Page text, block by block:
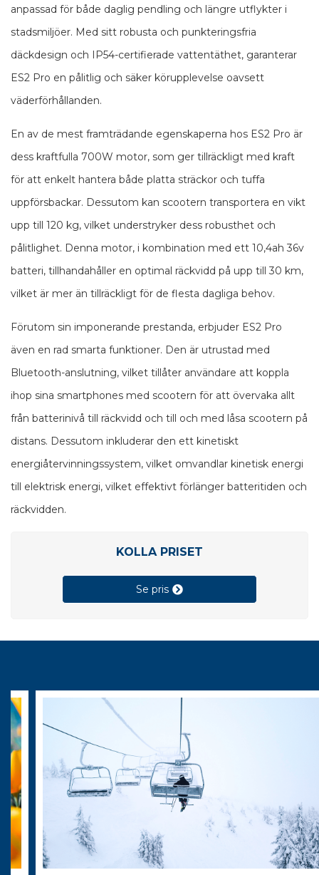
anpassad för både daglig pendling och längre utflykter i
stadsmiljöer. Med sitt robusta och punkteringsfria
däckdesign och IP54-certifierade vattentäthet, garanterar
ES2 Pro en pålitlig och säker körupplevelse oavsett
väderförhållanden.
En av de mest framträdande egenskaperna hos ES2 Pro är
dess kraftfulla 700W motor, som ger tillräckligt med kraft
för att enkelt hantera både platta sträckor och tuffa
uppförsbackar. Dessutom kan scootern transportera en vikt
upp till 120 kg, vilket understryker dess robusthet och
pålitlighet. Denna motor, i kombination med ett 10,4ah 36v
batteri, tillhandahåller en optimal räckvidd på upp till 30 km,
vilket är mer än tillräckligt för de flesta dagliga behov.
Förutom sin imponerande prestanda, erbjuder ES2 Pro
även en rad smarta funktioner. Den är utrustad med
Bluetooth-anslutning, vilket tillåter användare att koppla
ihop sina smartphones med scootern för att övervaka allt
från batterinivå till räckvidd och till och med låsa scootern på
distans. Dessutom inkluderar den ett kinetiskt
energiåtervinningssystem, vilket omvandlar kinetisk energi
till elektrisk energi, vilket effektivt förlänger batteritiden och
räckvidden.
KOLLA PRISET
Se pris